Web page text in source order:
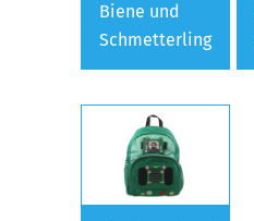
Biene und
Schmetterling